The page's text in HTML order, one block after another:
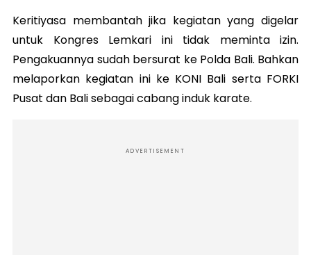
Keritiyasa membantah jika kegiatan yang digelar
untuk Kongres Lemkari ini tidak meminta izin.
Pengakuannya sudah bersurat ke Polda Bali. Bahkan
melaporkan kegiatan ini ke KONI Bali serta FORKI
Pusat dan Bali sebagai cabang induk karate.
ADVERTISEMENT